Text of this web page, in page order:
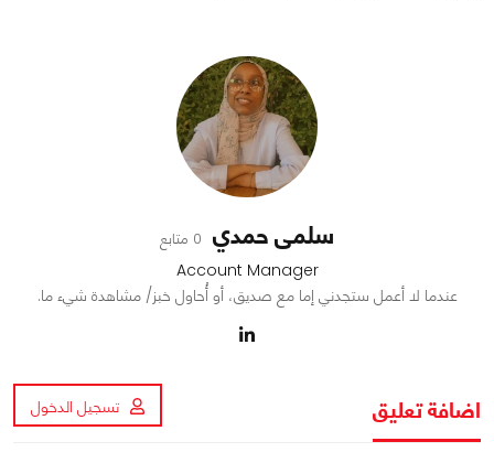
سلمى حمدي 0 متابع
Account Manager
عندما لا أعمل ستجدني إما مع صديق، أو أُحاول خبز/ مشاهدة شيء ما.
اضافة تعليق تسجيل الدخول